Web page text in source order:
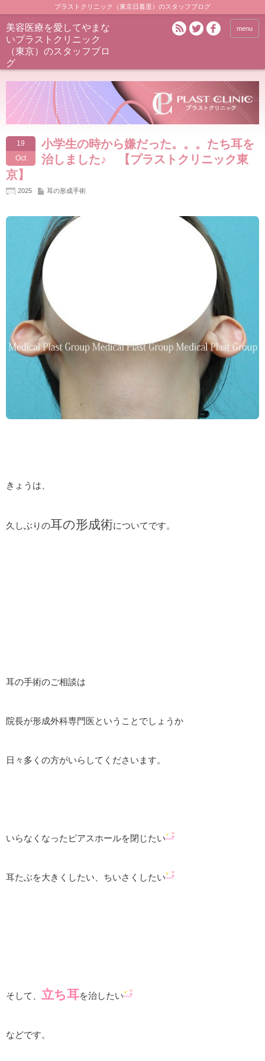
プラストクリニック（東京日暮里）のスタッフブログ
美容医療を愛してやまな
いプラストクリニック
（東京）のスタッフブロ
グ
menu
19
Oct
小学生の時から嫌だった。。。たち耳を
治しました♪ 【プラストクリニック東
京】
2025 耳の形成手術
きょうは、
久しぶりの耳の形成術についてです。
耳の手術のご相談は
院長が形成外科専門医ということでしょうか
日々多くの方がいらしてくださいます。
いらなくなったピアスホールを閉じたい
耳たぶを大きくしたい、ちいさくしたい
そして、 立ち耳を治したい
などです。